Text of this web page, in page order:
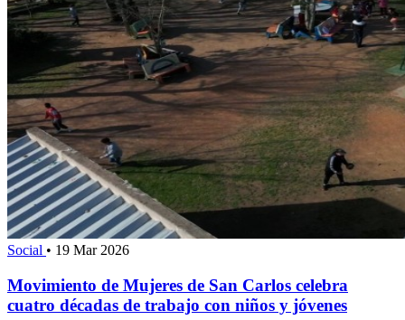
Social • 19 Mar 2026
Movimiento de Mujeres de San Carlos celebra
cuatro décadas de trabajo con niños y jóvenes